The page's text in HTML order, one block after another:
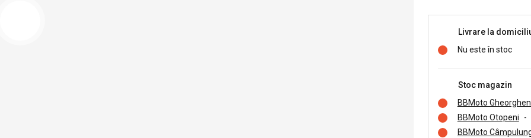
Livrare la
Nu este în stoc
Stoc magazin
BBMoto
BBMoto Otopeni
-
BBMoto